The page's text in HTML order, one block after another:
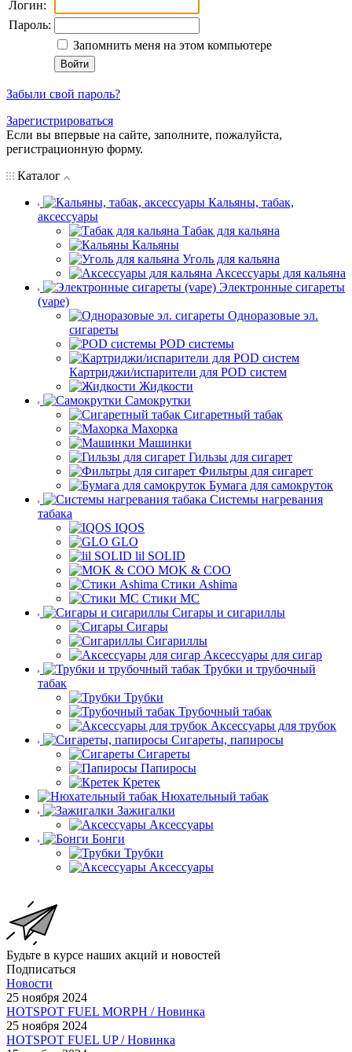
Логин:
Пароль:
Запомнить меня на этом компьютере
Забыли свой пароль?
Зарегистрироваться
Если вы впервые на сайте, заполните, пожалуйста,
регистрационную форму.
Каталог
Кальяны, табак,
аксессуары
Табак для кальяна
Кальяны
Уголь для кальяна
Аксессуары для кальяна
Электронные сигареты
(vape)
Одноразовые эл.
сигареты
POD системы
Картриджи/испарители для POD систем
Жидкости
Самокрутки
Сигаретный табак
Махорка
Машинки
Гильзы для сигарет
Фильтры для сигарет
Бумага для самокруток
Системы нагревания
табака
IQOS
GLO
lil SOLID
MOK & COO
Стики Ashima
Стики MC
Сигары и сигариллы
Сигары
Сигариллы
Аксессуары для сигар
Трубки и трубочный
табак
Трубки
Трубочный табак
Аксессуары для трубок
Сигареты, папиросы
Сигареты
Папиросы
Кретек
Нюхательный табак
Зажигалки
Аксессуары
Бонги
Трубки
Аксессуары
Будьте в курсе наших акций и новостей
Подписаться
Новости
25 ноября 2024
HOTSPOT FUEL MORPH / Новинка
25 ноября 2024
HOTSPOT FUEL UP / Новинка